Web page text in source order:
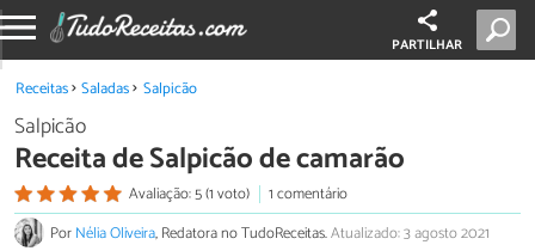
PARTILHAR
Receitas Saladas Salpicão
Salpicão
Receita de Salpicão de camarão
Avaliação: 5 (1 voto)
1 comentário
PorNélia Oliveira, Redatora no TudoReceitas.Atualizado: 3 agosto 2021